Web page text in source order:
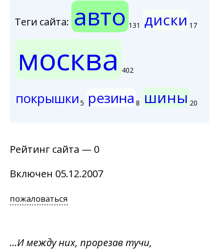
Теги сайта: авто 131 диски 17
москва 402
покрышки5 резина 8 шины 20
Рейтинг сайта — 0
Включен 05.12.2007
пожаловаться
...И между них, прорезав тучи,